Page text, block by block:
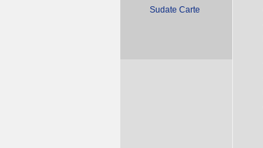
Sudate Carte